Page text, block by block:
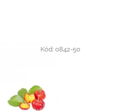
Kód:0842-50